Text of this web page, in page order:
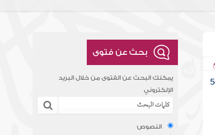
بحث عن فتوى
يمكنك البحث عن الفتوى من خلال البريد
الإلكتروني
النصوص